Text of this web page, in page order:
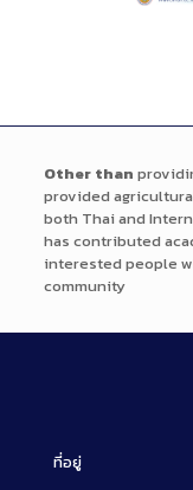
Other than
provided
both Thai and
has contributed
interested people
community
ที่อยู่